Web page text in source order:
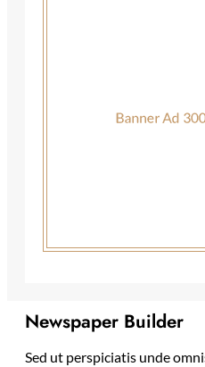
Newspaper Builder
Sed ut perspiciatis unde